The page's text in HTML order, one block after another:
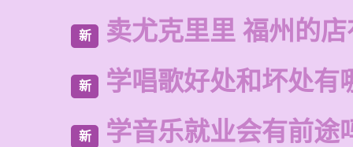
新 卖尤克里里 福州的
新 学唱歌好处和坏处有
新 学音乐就业会有前途